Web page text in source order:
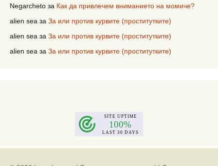
Negarcheto за Как да привлечем вниманието на момиче?
alien sea за За или против курвите (проститутките)
alien sea за За или против курвите (проститутките)
alien sea за За или против курвите (проститутките)